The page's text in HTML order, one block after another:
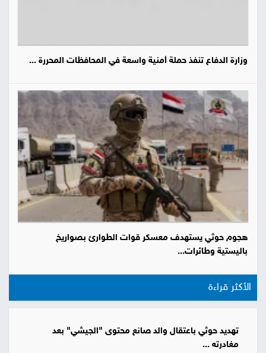
وزارة الدفاع تنفذ حملة أمنية واسعة في المحافظات المحررة ...
هجوم حوثي يستهدف معسكر قوات الطوارئ بصواريخ
باليستية وطائرات...
الأكثر قراءة
تهديد حوثي باعتقال والد صانع محتوى "الجيشي" بعد
مغادرته ...